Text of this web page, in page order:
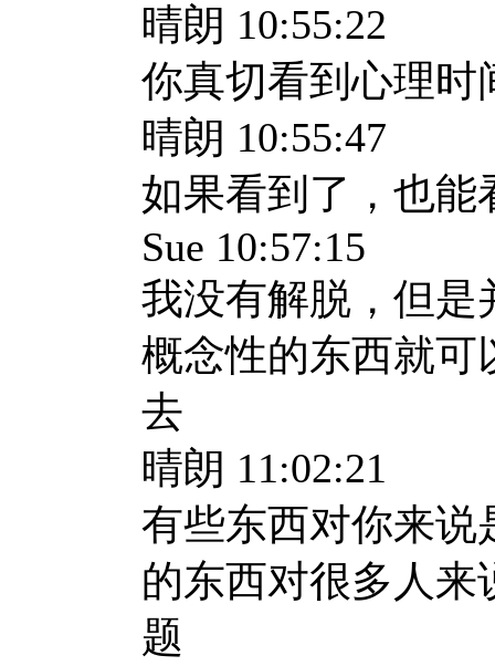
晴朗 10:55:22
你真切看到心理时
晴朗 10:55:47
如果看到了，也能
Sue 10:57:15
我没有解脱，但是
概念性的东西就可
去
晴朗 11:02:21
有些东西对你来说
的东西对很多人
题